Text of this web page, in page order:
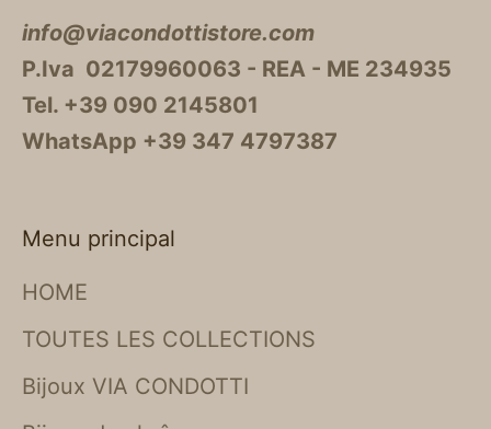
info@viacondottistore.com
P.Iva 02179960063 - REA - ME 234935
Tel. +39 090 2145801
WhatsApp +39 347 4797387
Menu principal
HOME
TOUTES LES COLLECTIONS
Bijoux VIA CONDOTTI